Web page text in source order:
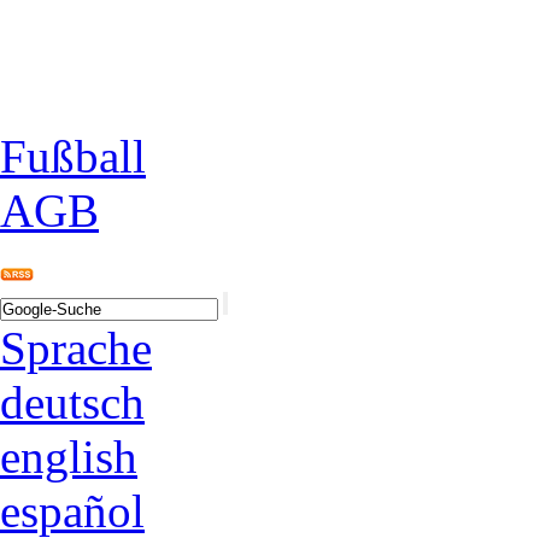
Fußball
AGB
Sprache
deutsch
english
español